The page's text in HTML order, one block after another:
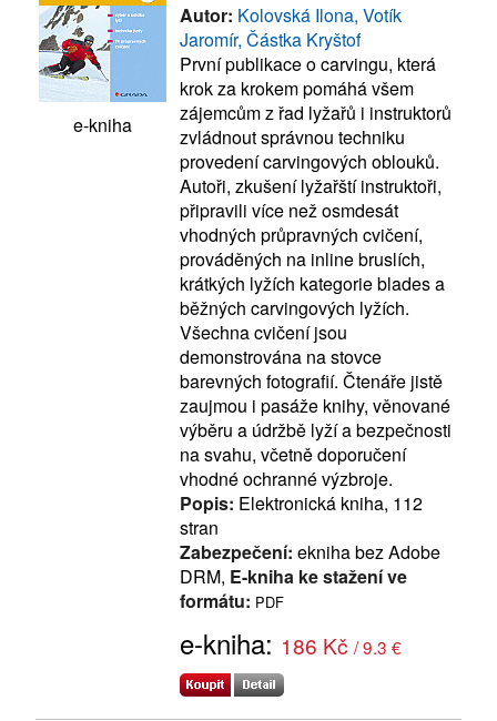
e-kniha
Autor: Kolovská Ilona, Votík
Jaromír, Částka Kryštof
První publikace o carvingu, která
krok za krokem pomáhá všem
zájemcům z řad lyžařů i instruktorů
zvládnout správnou techniku
provedení carvingových oblouků.
Autoři, zkušení lyžařští instruktoři,
připravili více než osmdesát
vhodných průpravných cvičení,
prováděných na inline bruslích,
krátkých lyžích kategorie blades a
běžných carvingových lyžích.
Všechna cvičení jsou
demonstrována na stovce
barevných fotografií. Čtenáře jistě
zaujmou i pasáže knihy, věnované
výběru a údržbě lyží a bezpečnosti
na svahu, včetně doporučení
vhodné ochranné výzbroje.
Popis: Elektronická kniha, 112
stran
Zabezpečení: ekniha bez Adobe
DRM, E-kniha ke stažení ve
formátu: PDF
e-kniha: 186 Kč / 9.3 €